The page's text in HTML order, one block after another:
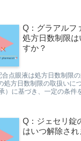
Q：グラアルフ
処方日数制限は
すか？
点眼液は処方日数制限
処方日数制限の取扱いに
）に基づき、一定の条件
Q：ジェセリ錠
はいつ解除され